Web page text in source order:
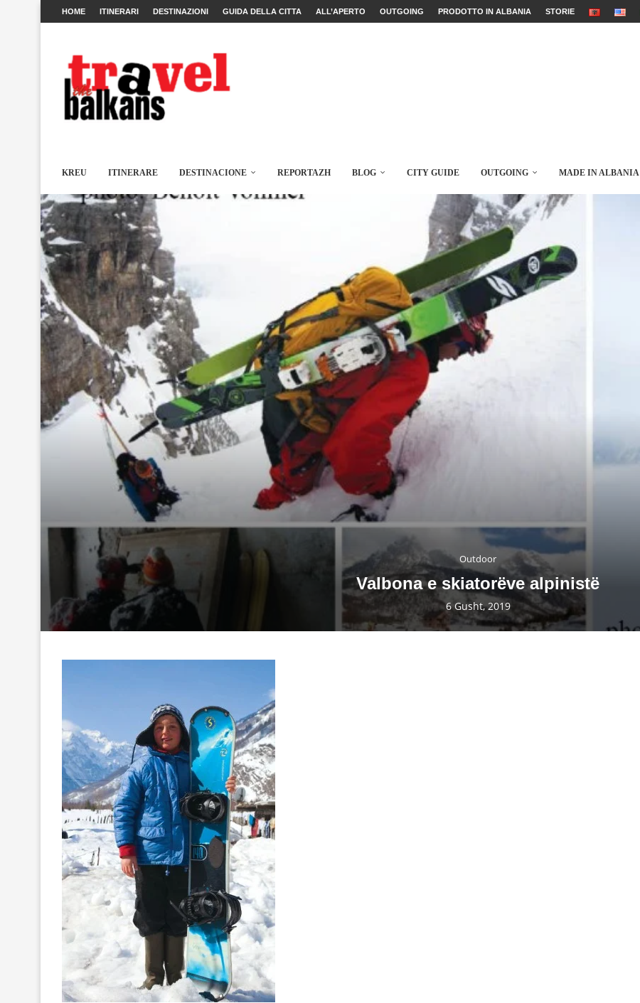
HOME ITINERARI DESTINAZIONI GUIDA DELLA CITTA ALL’APERTO OUTGOING PRODOTTO IN ALBANIA STORIE
KREU ITINERARE DESTINACIONE REPORTAZH BLOG CITY GUIDE OUTGOING MADE IN ALBANIA
Outdoor
Valbona e skiatorëve alpinistë
6 Gusht, 2019